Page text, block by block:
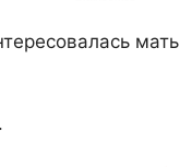
мать